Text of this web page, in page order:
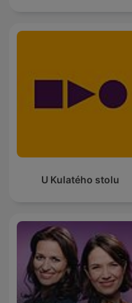
U Kulatého stolu